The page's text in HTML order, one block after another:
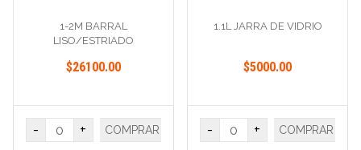
1-2M BARRAL
LISO/ESTRIADO
$26100.00
- + COMPRAR
1.1L JARRA DE VIDRIO
$5000.00
- + COMPRAR